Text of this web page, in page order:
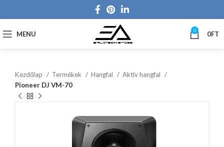
MENU 0 0FT
Kezdőlap Termékek Hangfal
Aktív hangfal
Pioneer DJ VM-70